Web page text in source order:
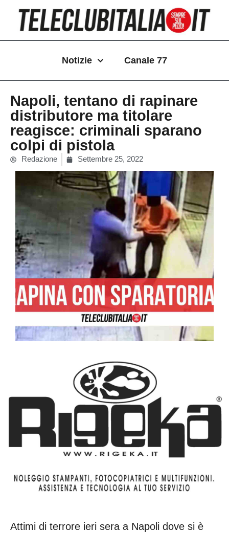
contenuto
Notizie Canale 77
Napoli, tentano di rapinare
distributore ma titolare
reagisce: criminali sparano
colpi di pistola
Redazione Settembre 25, 2022
Attimi di terrore ieri sera a Napoli dove si è